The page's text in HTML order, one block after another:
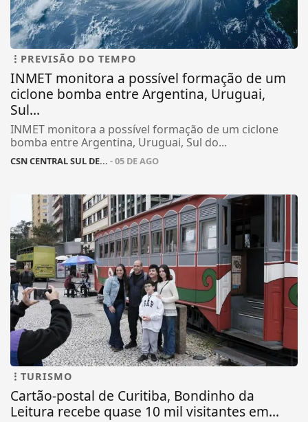
PREVISÃO DO TEMPO
INMET monitora a possível formação de um
ciclone bomba entre Argentina, Uruguai,
Sul...
INMET monitora a possível formação de um ciclone
bomba entre Argentina, Uruguai, Sul do...
CSN CENTRAL SUL DE... - 05 DE AGO
TURISMO
Cartão-postal de Curitiba, Bondinho da
Leitura recebe quase 10 mil visitantes em...